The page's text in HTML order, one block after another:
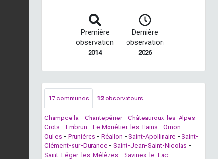
Première
observation
2014
Dernière
observation
2026
17communes 12observateurs
Champcella - Chantepérier - Châteauroux-les-Alpes -
Crots - Embrun - Le Monêtier-les-Bains - Ornon -
Oulles - Prunières - Réallon - Saint-Apollinaire - Saint-
Clément-sur-Durance - Saint-Jean-Saint-Nicolas -
Saint-Léger-les-Mélèzes - Savines-le-Lac -